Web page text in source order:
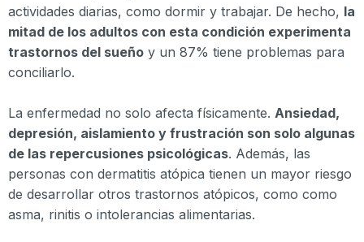
actividades diarias, como dormir y trabajar. De hecho, la
mitad de los adultos con esta condición experimenta
trastornos del sueño y un 87% tiene problemas para
conciliarlo.
La enfermedad no solo afecta físicamente. Ansiedad,
depresión, aislamiento y frustración son solo algunas
de las repercusiones psicológicas. Además, las
personas con dermatitis atópica tienen un mayor riesgo
de desarrollar otros trastornos atópicos, como como
asma, rinitis o intolerancias alimentarias.